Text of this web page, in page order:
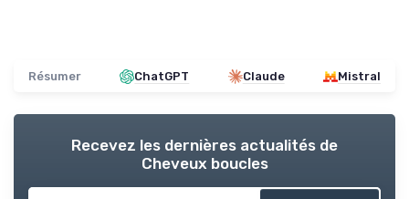
Résumer ChatGPT Claude Mistral
Recevez les dernières actualités de
Cheveux boucles